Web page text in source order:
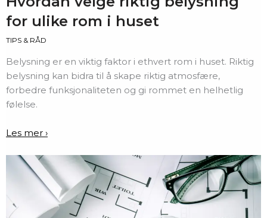
for ulike rom i huset
TIPS & RÅD
Belysning er en viktig faktor i ethvert rom i huset. Riktig
belysning kan bidra til å skape riktig atmosfære,
forbedre funksjonaliteten og gi rommet en helhetlig
følelse.
Les mer ›